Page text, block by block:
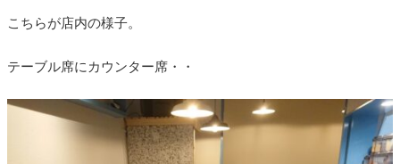
こちらが店内の様子。
テーブル席にカウンター席・・